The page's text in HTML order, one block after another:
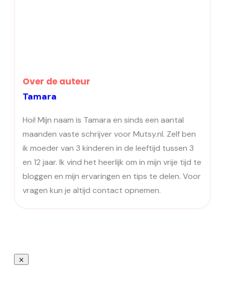
Over de auteur
Tamara
Hoi! Mijn naam is Tamara en sinds een aantal
maanden vaste schrijver voor Mutsy.nl. Zelf ben
ik moeder van 3 kinderen in de leeftijd tussen 3
en 12 jaar. Ik vind het heerlijk om in mijn vrije tijd te
bloggen en mijn ervaringen en tips te delen. Voor
vragen kun je altijd contact opnemen.